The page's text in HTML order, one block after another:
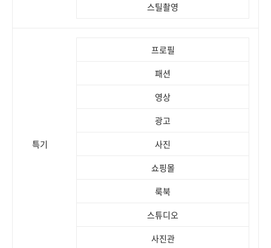
스틸촬영
특기
프로필
패션
영상
광고
사진
쇼핑몰
룩북
스튜디오
사진관